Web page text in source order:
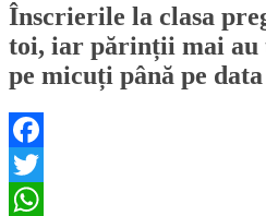
Înscrierile la clasa
toi, iar părinții mai au
pe micuți până pe
Facebook
Twitter